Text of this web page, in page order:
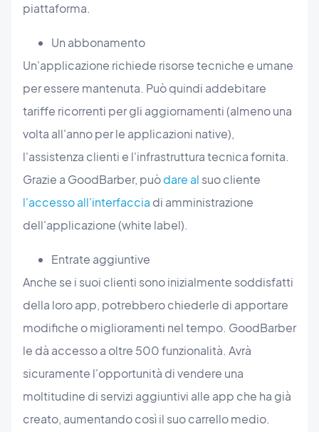
piattaforma.
Un abbonamento
Un'applicazione richiede risorse tecniche e umane
per essere mantenuta. Può quindi addebitare
tariffe ricorrenti per gli aggiornamenti (almeno una
volta all'anno per le applicazioni native),
l'assistenza clienti e l'infrastruttura tecnica fornita.
Grazie a GoodBarber, puòdare al suo cliente
l'accesso all'interfaccia di amministrazione
dell'applicazione (white label).
Entrate aggiuntive
Anche se i suoi clienti sono inizialmente soddisfatti
della loro app, potrebbero chiederle di apportare
modifiche o miglioramenti nel tempo. GoodBarber
le dà accesso a oltre 500 funzionalità. Avrà
sicuramente l'opportunità di vendere una
moltitudine di servizi aggiuntivi alle app che ha già
creato, aumentando così il suo carrello medio.